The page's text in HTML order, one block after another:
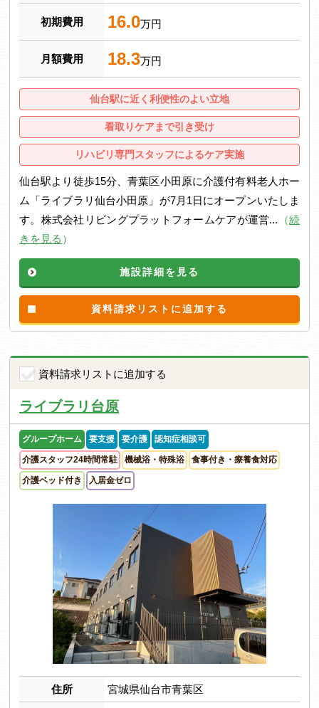
初期費用 16.0万円
月額費用 18.3万円
仙台駅に近く利便性のよい立地
看取りケアまで引き受け
リハビリ専門スタッフによるケア実施
仙台駅より徒歩15分、青葉区小田原に介護付有料老人ホー
ム「ライブラリ仙台小田原」が7月1日にオープンいたしま
す。株式会社リビングプラットフォームケアが運営... （続
きを見る ）
施設詳細を見る
資料請求リストに追加する
資料請求リストに追加する
ライブラリ台原
グループホーム 要支援 要介護 認知症相談可
介護スタッフ24時間常駐 機械浴・特殊浴 食事付き・療養食対応
介護ベッド付き 入居金ゼロ
住所 宮城県仙台市青葉区